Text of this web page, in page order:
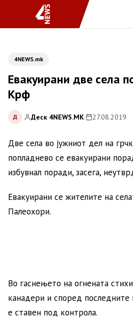
4NEWS.mk
Евакуирани две села
Крф
Д Деск 4NEWS.MK| 27.08.2019
Две села во јужниот дел на
попладнево се евакуирани
избувнал поради, засега,
Евакуирани се жителите на
Палеохори.
Во гаснењето на огнената
канадери и според
е ставен под контрола.